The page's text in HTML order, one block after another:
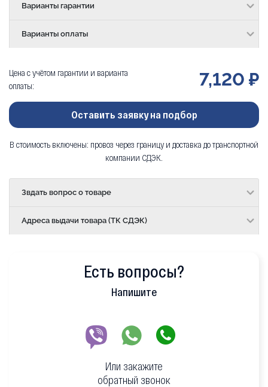
Варианты гарантии
Варианты оплаты
Цена с учётом гарантии и варианта
оплаты:
7,120 ₽
Оставить заявку на подбор
В стоимость включены: провоз через границу и доставка до транспортной
компании СДЭК.
Звдать вопрос о товаре
Адреса выдачи товара (ТК СДЭК)
Есть вопросы?
Напишите
Или закажите
обратный звонок